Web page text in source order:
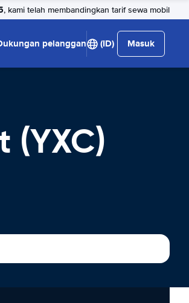
, kami telah membandingkan tarif sewa mobil
pelanggan (ID) Masuk